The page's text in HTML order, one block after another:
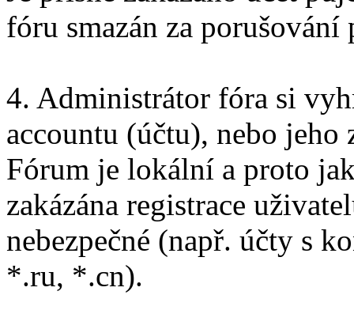
fóru smazán za porušování
4. Administrátor fóra si
accountu (účtu), nebo
Fórum je lokální a proto
zakázána registrace
nebezpečné (např. účty s
*.ru, *.cn).